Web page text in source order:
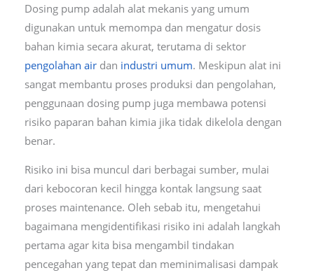
Dosing pump adalah alat mekanis yang umum
digunakan untuk memompa dan mengatur dosis
bahan kimia secara akurat, terutama di sektor
pengolahan airdan industri umum. Meskipun alat ini
sangat membantu proses produksi dan pengolahan,
penggunaan dosing pump juga membawa potensi
risiko paparan bahan kimia jika tidak dikelola dengan
benar.
Risiko ini bisa muncul dari berbagai sumber, mulai
dari kebocoran kecil hingga kontak langsung saat
proses maintenance. Oleh sebab itu, mengetahui
bagaimana mengidentifikasi risiko ini adalah langkah
pertama agar kita bisa mengambil tindakan
pencegahan yang tepat dan meminimalisasi dampak